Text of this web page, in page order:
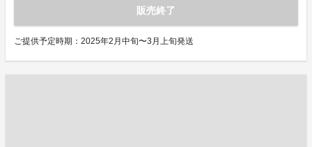
販売終了
ご提供予定時期：2025年2月中旬〜3月上旬発送